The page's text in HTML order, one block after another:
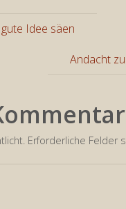
Idee säen
Andacht
Erforderliche Felder